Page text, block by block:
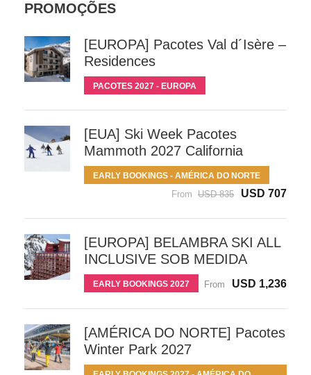
PROMOÇÕES
[EUROPA] Pacotes Val d´Isère –
Residences
PACOTES 2027 - EUROPA
[EUA] Ski Week Pacotes
Mammoth 2027 California
EARLY BOOKINGS - AMÉRICA DO NORTE
From USD 835 USD 707
[EUROPA] BELAMBRA SKI ALL
INCLUSIVE SOB MEDIDA
EARLY BOOKINGS 2027 From USD 1,236
[AMÉRICA DO NORTE] Pacotes
Winter Park 2027